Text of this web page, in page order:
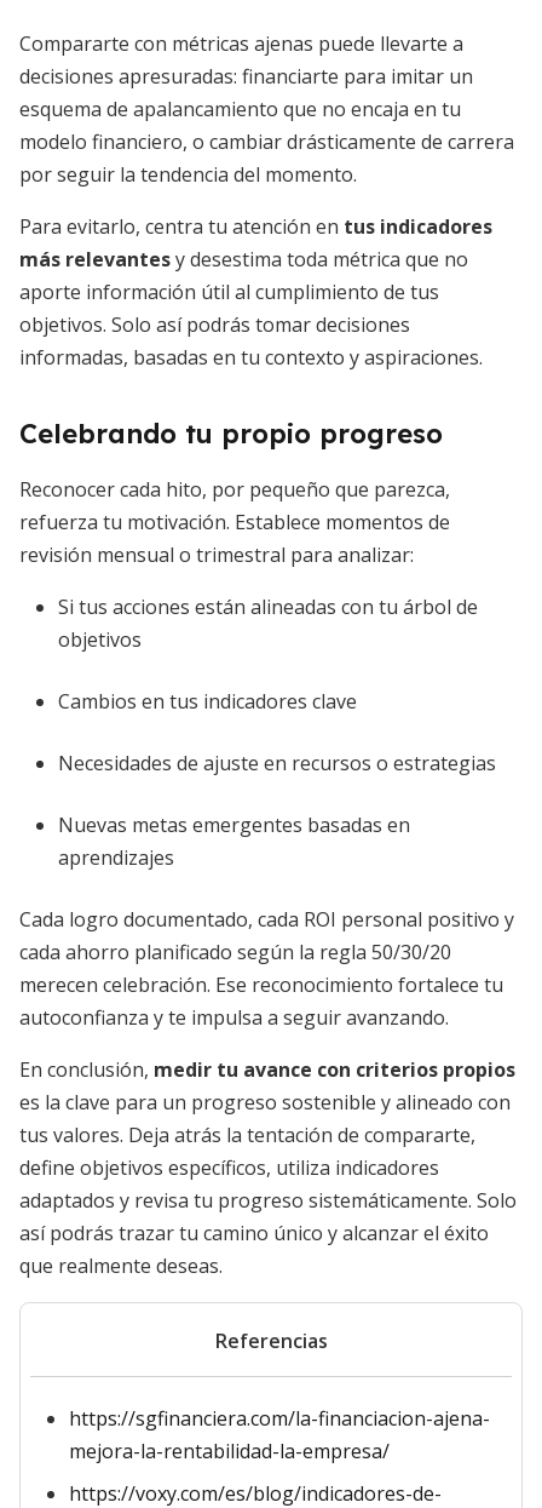
Compararte con métricas ajenas puede llevarte a
decisiones apresuradas: financiarte para imitar un
esquema de apalancamiento que no encaja en tu
modelo financiero, o cambiar drásticamente de carrera
por seguir la tendencia del momento.
Para evitarlo, centra tu atención en tus indicadores
más relevantesy desestima toda métrica que no
aporte información útil al cumplimiento de tus
objetivos. Solo así podrás tomar decisiones
informadas, basadas en tu contexto y aspiraciones.
Celebrando tu propio progreso
Reconocer cada hito, por pequeño que parezca,
refuerza tu motivación. Establece momentos de
revisión mensual o trimestral para analizar:
Si tus acciones están alineadas con tu árbol de
objetivos
Cambios en tus indicadores clave
Necesidades de ajuste en recursos o estrategias
Nuevas metas emergentes basadas en
aprendizajes
Cada logro documentado, cada ROI personal positivo y
cada ahorro planificado según la regla 50/30/20
merecen celebración. Ese reconocimiento fortalece tu
autoconfianza y te impulsa a seguir avanzando.
En conclusión, medir tu avance con criterios propios
es la clave para un progreso sostenible y alineado con
tus valores. Deja atrás la tentación de compararte,
define objetivos específicos, utiliza indicadores
adaptados y revisa tu progreso sistemáticamente. Solo
así podrás trazar tu camino único y alcanzar el éxito
que realmente deseas.
Referencias
https://sgfinanciera.com/la-financiacion-ajena-
mejora-la-rentabilidad-la-empresa/
https://voxy.com/es/blog/indicadores-de-